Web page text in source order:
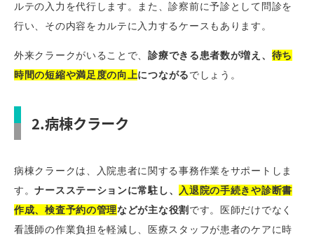
ルテの入力を代行します。また、診察前に予診として問診を
行い、その内容をカルテに入力するケースもあります。
外来クラークがいることで、診療できる患者数が増え、 待ち
時間の短縮や満足度の向上につながるでしょう。
2.病棟クラーク
病棟クラークは、入院患者に関する事務作業をサポートしま
す。ナースステーションに常駐し、
入退院の手続きや診断書
作成、検査予約の管理などが主な役割 です。医師だけでなく
看護師の作業負担を軽減し、医療スタッフが患者のケアに時